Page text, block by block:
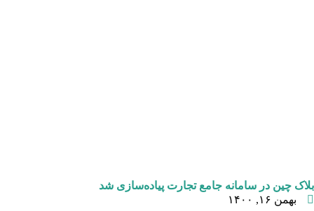
بلاک چین در سامانه جامع تجارت پیاده‌سازی شد
بهمن ۱۶, ۱۴۰۰